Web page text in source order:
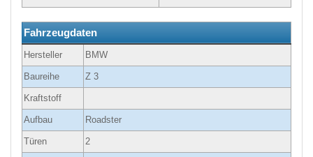
Fahrzeugdaten
Hersteller BMW
Baureihe Z 3
Kraftstoff
Aufbau Roadster
Türen 2